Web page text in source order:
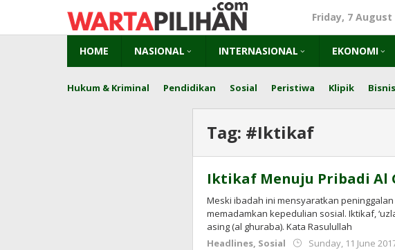
content
Friday, 7 August
HOME NASIONAL INTERNASIONAL EKONOMI
Hukum & Kriminal Pendidikan Sosial Peristiwa Klipik Bisnis
Tag: #Iktikaf
Iktikaf Menuju Pribadi Al
Meski ibadah ini mensyaratkan
memadamkan kepedulian sosial. Iktikaf,
asing (al ghuraba). Kata Rasulullah
Headlines, Sosial Sunday, 11 June